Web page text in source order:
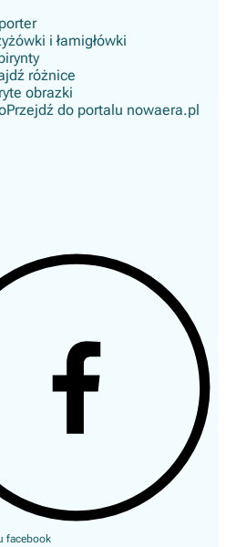
i łamigłówki
różnice
obrazki
Przejdź do portalu nowaera.pl
facebook